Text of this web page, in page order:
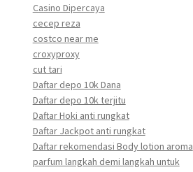
Casino Dipercaya
cecep reza
costco near me
croxyproxy
cut tari
Daftar depo 10k Dana
Daftar depo 10k terjitu
Daftar Hoki anti rungkat
Daftar Jackpot anti rungkat
Daftar rekomendasi Body lotion aroma
parfum langkah demi langkah untuk